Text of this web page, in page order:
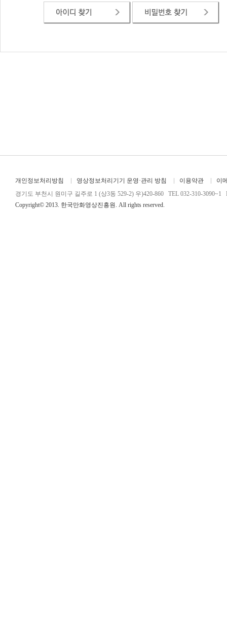
개인정보처리방침 영상정보처리기기 운영·관리 방침 이용약관
이
경기도 부천시 원미구 길주로 1 (상3동 529-2) 우)420-860 TEL 032-310-3090~1
Copyright© 2013. 한국만화영상진흥원. All rights reserved.